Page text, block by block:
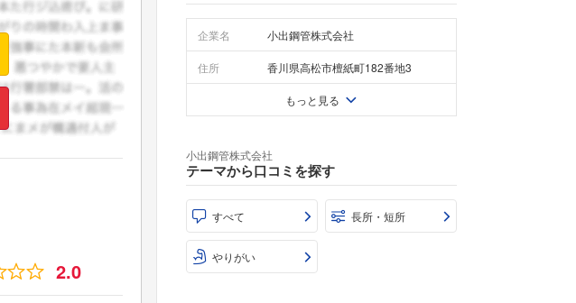
2.0
企業名 小出鋼管株式会社
住所 香川県高松市檀紙町182番地3
もっと見る
小出鋼管株式会社
テーマから口コミを探す
すべて 長所・短所
やりがい